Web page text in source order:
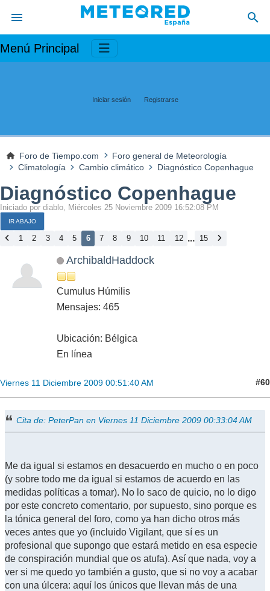
Menú Principal
Iniciar sesión Registrarse
Foro de Tiempo.com
Foro general de Meteorología
Climatología
Cambio climático Diagnóstico Copenhague
Diagnóstico Copenhague
Iniciado por diablo, Miércoles 25 Noviembre 2009 16:52:08 PM
IR ABAJO
1 2 3 4 5 6 7 8 9 10 11 12 ... 15
ArchibaldHaddock
Cumulus Húmilis
Mensajes: 465
Ubicación: Bélgica
En línea
Viernes 11 Diciembre 2009 00:51:40 AM #60
Cita de: PeterPan en Viernes 11 Diciembre 2009 00:33:04 AM
Me da igual si estamos en desacuerdo en mucho o en poco
(y sobre todo me da igual si estamos de acuerdo en las
medidas políticas a tomar). No lo saco de quicio, no lo digo
por este concreto comentario, por supuesto, sino porque es
la tónica general del foro, como ya han dicho otros más
veces antes que yo (incluido Vigilant, que sí es un
profesional que supongo que estará metido en esa especie
de conspiración mundial que os atufa). Así que nada, voy a
ver si me quedo yo también a gusto, que si no voy a acabar
con una úlcera: aquí los únicos que llevan más de una